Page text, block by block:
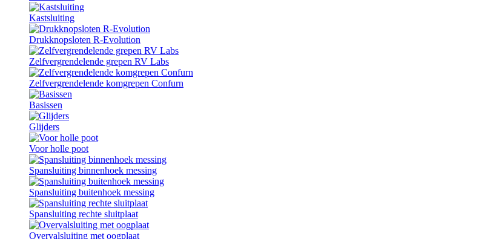
Kastsluiting
Drukknopsloten R-Evolution
Zelfvergrendelende grepen RV Labs
Zelfvergrendelende komgrepen Confurn
Basissen
Glijders
Voor holle poot
Spansluiting binnenhoek messing
Spansluiting buitenhoek messing
Spansluiting rechte sluitplaat
Overvalsluiting met oogplaat